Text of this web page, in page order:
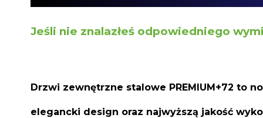
Jeśli nie znalazłeś odpowiedniego
Drzwi zewnętrzne stalowe PREMIUM+72 to
elegancki design oraz najwyższą jakość